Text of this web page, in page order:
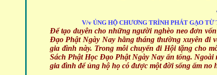
V/v ỦNG HỘ CHƯƠNG TRÌNH PHÁT GẠO
Để tạo duyên cho những người nghèo neo đơn
Đạo Phật Ngày Nay hằng tháng thường xuyên đi
gia đình này. Trong mỗi chuyến đi Hội tặng cho
Sách Phật Học Đạo Phật Ngày Nay ấn tống.
gia đình để ủng hộ họ có được một đời sống ấm no